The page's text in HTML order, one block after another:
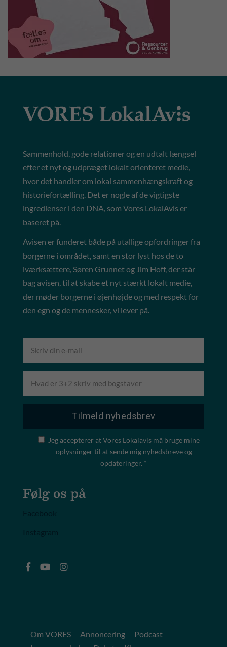
Sammenhold, gode relationer og en udtalt længsel
efter et nyt og udpræget lokalt orienteret medie,
hvor det handler om lokal sammenhængskraft og
historiefortælling. Det er nogle af de vigtigste
ingredienser i den DNA, som Vores LokalAvis er
baseret på.
Avisen er funderet både på utallige opfordringer fra
borgerne i området, samt en stor lyst hos de to
iværksættere, Søren Grunnet og Jim Hoff, der står
bag avisen, til at skabe et nyt stærkt lokalt medie,
der møder borgerne i øjenhøjde og med respekt for
den egn og de mennesker, vi lever på.
Jeg accepterer at Vores Lokalavis må bruge mine
oplysninger til at sende mig nyhedsbreve og
opdateringer. *
Følg os på
Om VORES Annoncering
Podcast